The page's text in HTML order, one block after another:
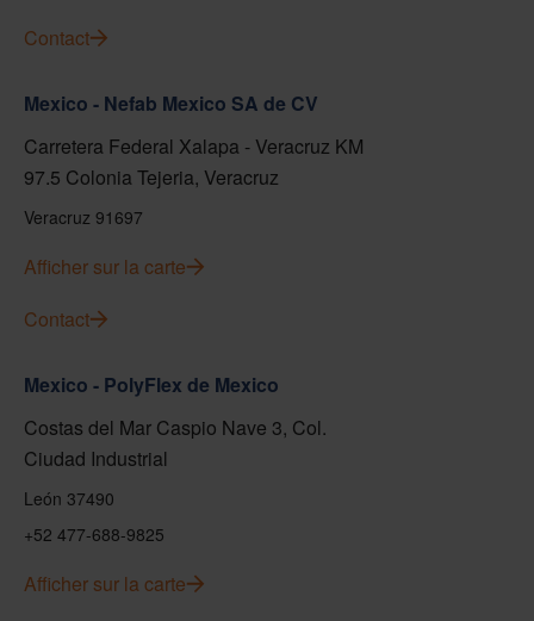
Contact
Mexico - Nefab Mexico SA de CV
Carretera Federal Xalapa - Veracruz KM
97.5 Colonia Tejeria, Veracruz
Veracruz 91697
Afficher sur la carte
Contact
Mexico - PolyFlex de Mexico
Costas del Mar Caspio Nave 3, Col.
Ciudad Industrial
León 37490
+52 477-688-9825
Afficher sur la carte